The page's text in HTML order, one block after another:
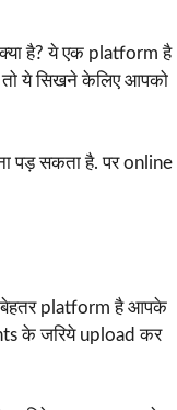
है? ये एक platform है
ये सिखने केलिए आपको
पड़ सकता है. पर online
बेहतर platform है आपके
के जरिये upload कर